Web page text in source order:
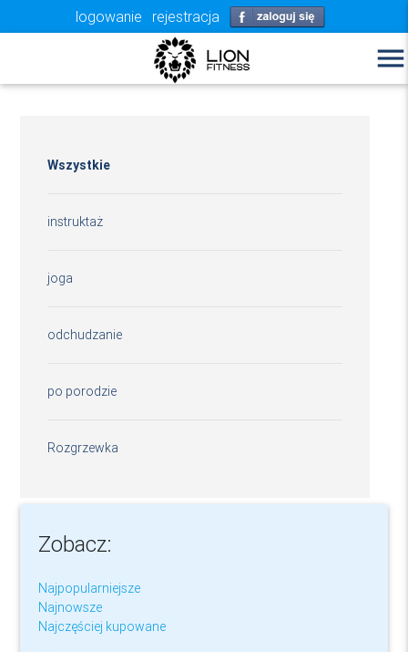
logowanie rejestracja
menu
Wszystkie
instruktaż
joga
odchudzanie
po porodzie
Rozgrzewka
Zobacz:
Najpopularniejsze
Najnowsze
Najczęściej kupowane